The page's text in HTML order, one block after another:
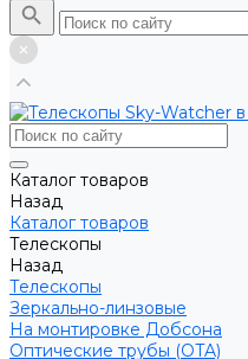
Каталог товаров
Назад
Каталог товаров
Телескопы
Назад
Телескопы
Зеркально-линзовые
На монтировке Добсона
Оптические трубы (OTA)